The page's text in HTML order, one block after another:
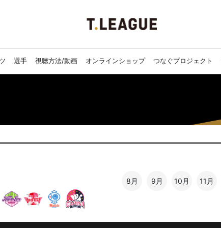
選手 視聴方法/動画 オンラインショップ つなぐプロジェクト
8月 9月 10月 11月